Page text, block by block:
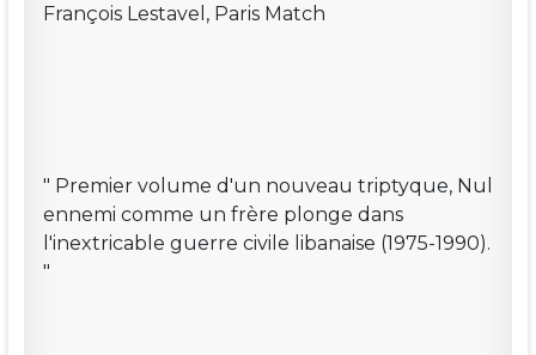
François Lestavel, Paris Match
" Premier volume d'un nouveau triptyque, Nul
ennemi comme un frère plonge dans
l'inextricable guerre civile libanaise (1975-1990).
"